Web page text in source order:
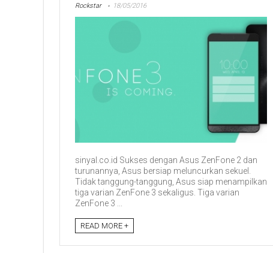
Rockstar 18/05/2016
sinyal.co.id Sukses dengan Asus ZenFone 2 dan
turunannya, Asus bersiap meluncurkan sekuel.
Tidak tanggung-tanggung, Asus siap menampilkan
tiga varian ZenFone 3 sekaligus. Tiga varian
ZenFone 3 ...
READ MORE +